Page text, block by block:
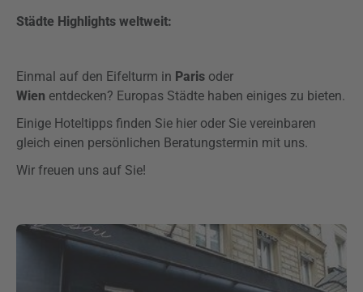
Städte Highlights weltweit:
Einmal auf den Eifelturm in Paris oder
Wien entdecken? Europas Städte haben einiges zu bieten.
Einige Hoteltipps finden Sie hier oder Sie vereinbaren
gleich einen persönlichen Beratungstermin mit uns.
Wir freuen uns auf Sie!